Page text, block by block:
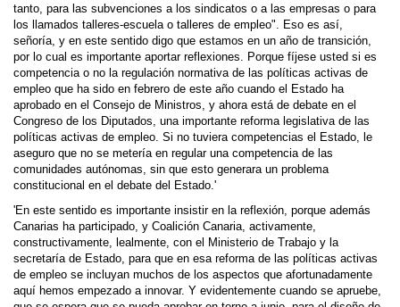
tanto, para las subvenciones a los sindicatos o a las empresas o para
los llamados talleres-escuela o talleres de empleo". Eso es así,
señoría, y en este sentido digo que estamos en un año de transición,
por lo cual es importante aportar reflexiones. Porque fíjese usted si es
competencia o no la regulación normativa de las políticas activas de
empleo que ha sido en febrero de este año cuando el Estado ha
aprobado en el Consejo de Ministros, y ahora está de debate en el
Congreso de los Diputados, una importante reforma legislativa de las
políticas activas de empleo. Si no tuviera competencias el Estado, le
aseguro que no se metería en regular una competencia de las
comunidades autónomas, sin que esto generara un problema
constitucional en el debate del Estado.'
'En este sentido es importante insistir en la reflexión, porque además
Canarias ha participado, y Coalición Canaria, activamente,
constructivamente, lealmente, con el Ministerio de Trabajo y la
secretaría de Estado, para que en esa reforma de las políticas activas
de empleo se incluyan muchos de los aspectos que afortunadamente
aquí hemos empezado a innovar. Y evidentemente cuando se apruebe,